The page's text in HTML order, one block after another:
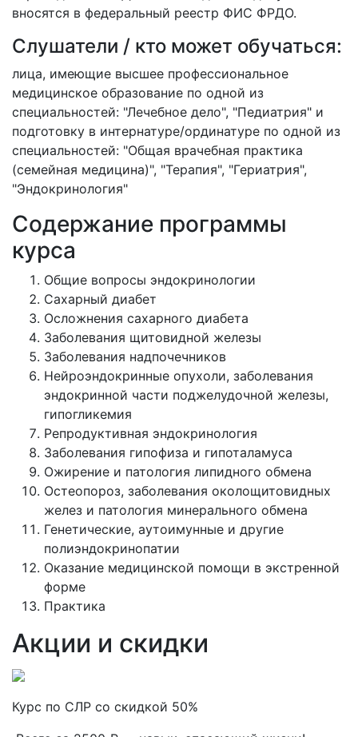
вносятся в федеральный реестр ФИС ФРДО.
Слушатели / кто может обучаться:
лица, имеющие высшее профессиональное
медицинское образование по одной из
специальностей: "Лечебное дело", "Педиатрия" и
подготовку в интернатуре/ординатуре по одной из
специальностей: "Общая врачебная практика
(семейная медицина)", "Терапия", "Гериатрия",
"Эндокринология"
Содержание программы
курса
Общие вопросы эндокринологии
Сахарный диабет
Осложнения сахарного диабета
Заболевания щитовидной железы
Заболевания надпочечников
Нейроэндокринные опухоли, заболевания
эндокринной части поджелудочной железы,
гипогликемия
Репродуктивная эндокринология
Заболевания гипофиза и гипоталамуса
Ожирение и патология липидного обмена
Остеопороз, заболевания околощитовидных
желез и патология минерального обмена
Генетические, аутоимунные и другие
полиэндокринопатии
Оказание медицинской помощи в экстренной
форме
Практика
Акции и скидки
Курс по СЛР со скидкой 50%